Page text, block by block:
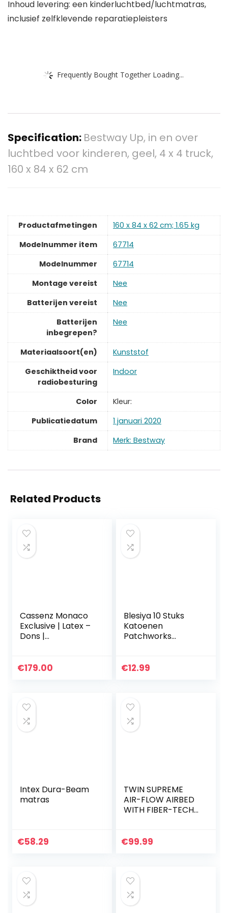
Inhoud levering: een kinderluchtbed/luchtmatras,
inclusief zelfklevende reparatiepleisters
Frequently Bought Together Loading...
Specification: Bestway Up, in en over
luchtbed voor kinderen, geel, 4 x 4 truck,
160 x 84 x 62 cm
Productafmetingen
‎160 x 84 x 62 cm; 1.65 kg
Modelnummer item
‎67714
Modelnummer
‎67714
Montage vereist
‎Nee
Batterijen vereist
‎Nee
Batterijen
inbegrepen?
‎Nee
Materiaalsoort(en)
‎Kunststof
Geschiktheid voor
radiobesturing
‎Indoor
Color
‎Kleur:
Publicatiedatum
‎1 januari 2020
Brand
Merk: Bestway
Related Products
Cassenz Monaco
Exclusive | Latex –
Dons |
€179.00
Blesiya 10 Stuks
Katoenen
Patchworks
Stoffen Lapjes DIY
€12.99
Intex Dura-Beam
matras
€58.29
TWIN SUPREME
AIR-FLOW AIRBED
WITH FIBER-TECH
€99.99